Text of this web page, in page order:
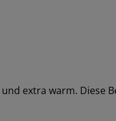
extra warm. Diese